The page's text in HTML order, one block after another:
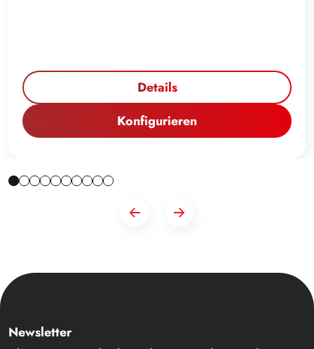
Details
Konfigurieren
Newsletter